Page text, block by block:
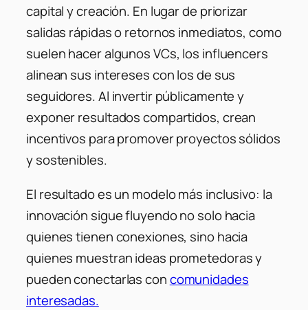
capital y creación. En lugar de priorizar
salidas rápidas o retornos inmediatos, como
suelen hacer algunos VCs, los influencers
alinean sus intereses con los de sus
seguidores. Al invertir públicamente y
exponer resultados compartidos, crean
incentivos para promover proyectos sólidos
y sostenibles.
El resultado es un modelo más inclusivo: la
innovación sigue fluyendo no solo hacia
quienes tienen conexiones, sino hacia
quienes muestran ideas prometedoras y
pueden conectarlas concomunidades
interesadas.